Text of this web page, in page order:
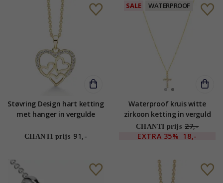
Støvring Design hart ketting
met hanger in vergulde
zirkoon
CHANTI prijs 91,-
SALE WATERPROOF
Waterproof kruis witte
zirkoon ketting in verguld
staal - OCEANA
CHANTI prijs 27,-
EXTRA 35% 18,-